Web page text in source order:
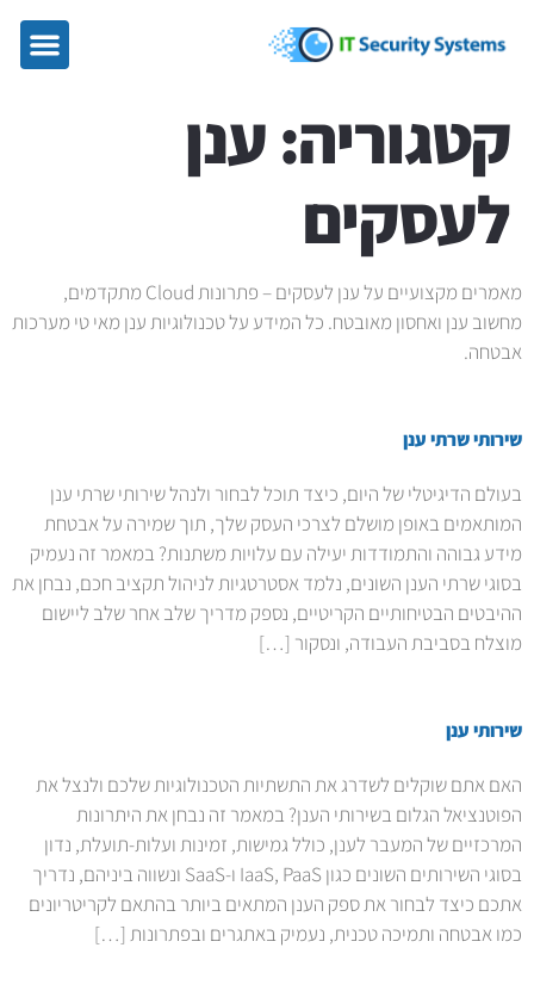
קטגוריה:ענן
לעסקים
מאמרים מקצועיים על ענן לעסקים – פתרונות Cloud מתקדמים,
מחשוב ענן ואחסון מאובטח. כל המידע על טכנולוגיות ענן מאי טי מערכות
אבטחה.
שירותי שרתי ענן
בעולם הדיגיטלי של היום, כיצד תוכל לבחור ולנהל שירותי שרתי ענן
המותאמים באופן מושלם לצרכי העסק שלך, תוך שמירה על אבטחת
מידע גבוהה והתמודדות יעילה עם עלויות משתנות? במאמר זה נעמיק
בסוגי שרתי הענן השונים, נלמד אסטרטגיות לניהול תקציב חכם, נבחן את
ההיבטים הבטיחותיים הקריטיים, נספק מדריך שלב אחר שלב ליישום
מוצלח בסביבת העבודה, ונסקור […]
שירותי ענן
האם אתם שוקלים לשדרג את התשתיות הטכנולוגיות שלכם ולנצל את
הפוטנציאל הגלום בשירותי הענן? במאמר זה נבחן את היתרונות
המרכזיים של המעבר לענן, כולל גמישות, זמינות ועלות-תועלת, נדון
בסוגי השירותים השונים כגון IaaS, PaaS ו-SaaS ונשווה ביניהם, נדריך
אתכם כיצד לבחור את ספק הענן המתאים ביותר בהתאם לקריטריונים
כמו אבטחה ותמיכה טכנית, נעמיק באתגרים ובפתרונות […]